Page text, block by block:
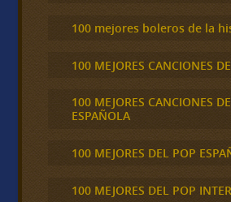
100 mejores boleros de la
100 MEJORES CANCIONES
100 MEJORES CANCIONES
ESPAÑOLA
100 MEJORES DEL POP
100 MEJORES DEL POP